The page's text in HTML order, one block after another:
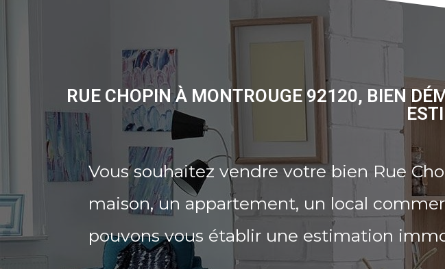
RUE CHOPIN À MONTROUGE 92120, BIEN
Vous souhaitez vendre votre bien Rue
maison, un appartement, un local
pouvons vous établir une estimation